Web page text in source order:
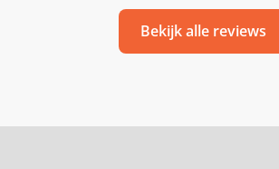
Bekijk alle reviews